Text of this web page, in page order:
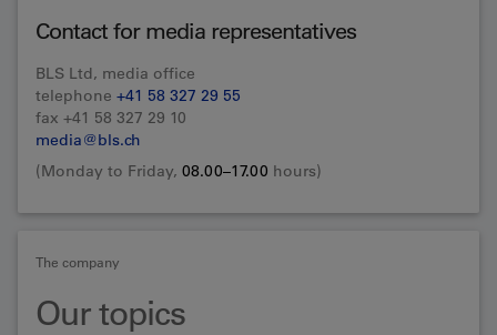
Contact for media representatives
BLS Ltd, media office
telephone +41 58 327 29 55
fax +41 58 327 29 10
media@bls.ch
(Monday to Friday, 08.00–17.00 hours)
The company
Our topics